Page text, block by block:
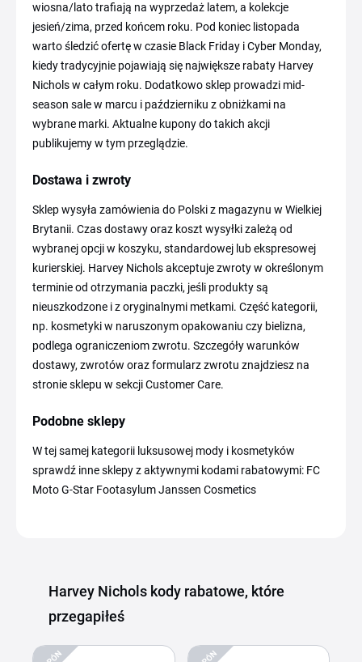
wiosna/lato trafiają na wyprzedaż latem, a kolekcje
jesień/zima, przed końcem roku. Pod koniec listopada
warto śledzić ofertę w czasie Black Friday i Cyber Monday,
kiedy tradycyjnie pojawiają się największe rabaty Harvey
Nichols w całym roku. Dodatkowo sklep prowadzi mid-
season sale w marcu i październiku z obniżkami na
wybrane marki. Aktualne kupony do takich akcji
publikujemy w tym przeglądzie.
Dostawa i zwroty
Sklep wysyła zamówienia do Polski z magazynu w Wielkiej
Brytanii. Czas dostawy oraz koszt wysyłki zależą od
wybranej opcji w koszyku, standardowej lub ekspresowej
kurierskiej. Harvey Nichols akceptuje zwroty w określonym
terminie od otrzymania paczki, jeśli produkty są
nieuszkodzone i z oryginalnymi metkami. Część kategorii,
np. kosmetyki w naruszonym opakowaniu czy bielizna,
podlega ograniczeniom zwrotu. Szczegóły warunków
dostawy, zwrotów oraz formularz zwrotu znajdziesz na
stronie sklepu w sekcji Customer Care.
Podobne sklepy
W tej samej kategorii luksusowej mody i kosmetyków
sprawdź inne sklepy z aktywnymi kodami rabatowymi: FC
Moto G-Star Footasylum Janssen Cosmetics
Harvey Nichols kody rabatowe, które
przegapiłeś